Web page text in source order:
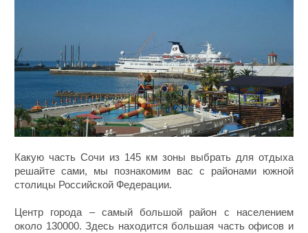
Какую часть Сочи из 145 км зоны выбрать для отдыха
решайте сами, мы познакомим вас с районами южной
столицы Российской Федерации.
Центр города – самый большой район с населением
около 130000. Здесь находится большая часть офисов и